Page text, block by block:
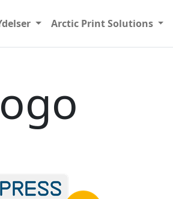
Arctic Print Solutions